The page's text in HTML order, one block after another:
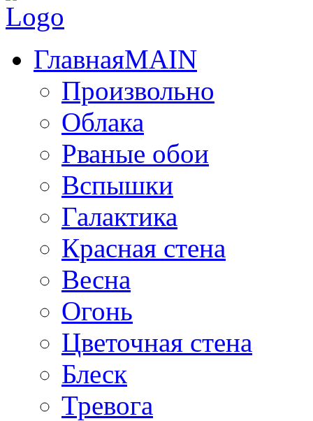
ГлавнаяMAIN
Произвольно
Облака
Рваные обои
Вспышки
Галактика
Красная стена
Весна
Огонь
Цветочная стена
Блеск
Тревога